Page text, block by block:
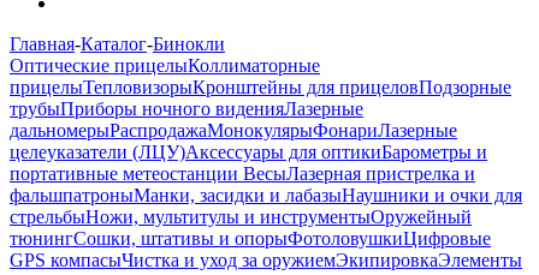
Главная-Каталог-Бинокли
Оптические прицелыКоллиматорные
прицелыТепловизорыКронштейны для прицеловПодзорные
трубыПриборы ночного виденияЛазерные
дальномерыРаспродажаМонокулярыФонариЛазерные
целеуказатели (ЛЦУ)Аксессуары для оптикиБарометры и
портативные метеостанции ВесыЛазерная пристрелка и
фальшпатроныМанки, засидки и лабазыНаушники и очки для
стрельбыНожи, мультитулы и инструментыОружейный
тюнингСошки, штативы и опорыФотоловушкиЦифровые
GPS компасыЧистка и уход за оружиемЭкипировкаЭлементы